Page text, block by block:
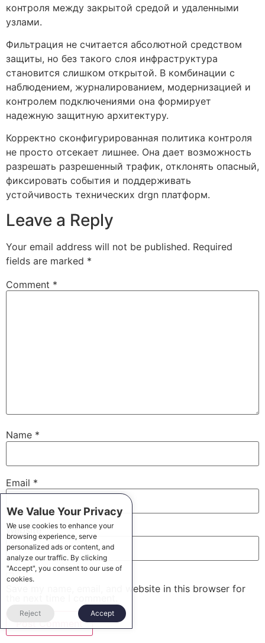
контроля между закрытой средой и удаленными
узлами.
Фильтрация не считается абсолютной средством
защиты, но без такого слоя инфраструктура
становится слишком открытой. В комбинации с
наблюдением, журналированием, модернизацией и
контролем подключениями она формирует
надежную защитную архитектуру.
Корректно сконфигурированная политика контроля
не просто отсекает лишнее. Она дает возможность
разрешать разрешенный трафик, отклонять опасный,
фиксировать события и поддерживать
устойчивость технических drgn платформ.
Leave a Reply
Your email address will not be published. Required
fields are marked *
Comment *
Name *
Email *
Website
Save my name, email, and website in this browser for
We Value Your Privacy
We use cookies to enhance your
browsing experience, serve
personalized ads or content, and
analyze our traffic. By clicking
"Accept", you consent to our use of
cookies.
Reject Accept